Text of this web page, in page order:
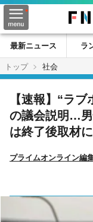
最新ニュース ラ
トップ
社会
【速報】“ラ
の議会説明…
は終了後取材
プライムオンライン編